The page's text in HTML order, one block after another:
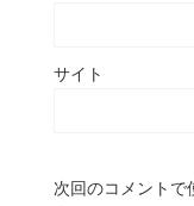
サイト
次回のコメントで